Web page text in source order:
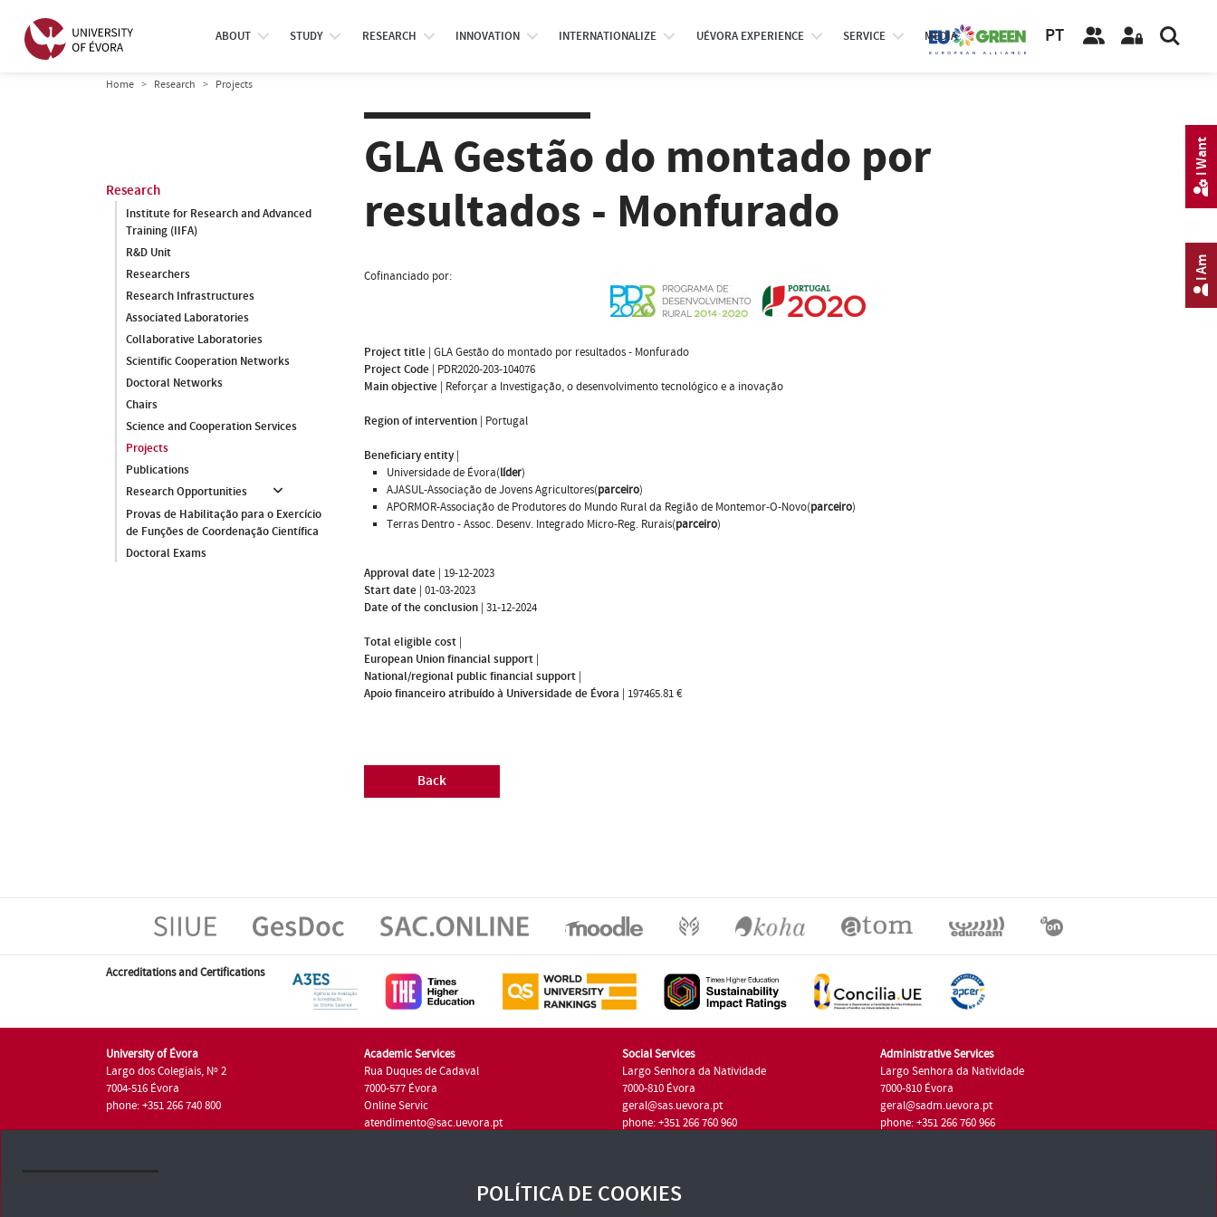
ABOUT STUDY RESEARCH INNOVATION INTERNATIONALIZE UÉVORA EXPERIENCE SERVICE MEDIA PT
Home Research Projects
Research
Institute for Research and Advanced
Training (IIFA)
R&D Unit
Researchers
Research Infrastructures
Associated Laboratories
Collaborative Laboratories
Scientific Cooperation Networks
Doctoral Networks
Chairs
Science and Cooperation Services
Projects
Publications
Research Opportunities
Provas de Habilitação para o Exercício
de Funções de Coordenação Científica
Doctoral Exams
GLA Gestão do montado por
resultados - Monfurado
Cofinanciado por:
Project title | GLA Gestão do montado por resultados - Monfurado
Project Code | PDR2020-203-104076
Main objective | Reforçar a Investigação, o desenvolvimento tecnológico e a inovação
Region of intervention | Portugal
Beneficiary entity|
Universidade de Évora(líder)
AJASUL-Associação de Jovens Agricultores(parceiro)
APORMOR-Associação de Produtores do Mundo Rural da Região de Montemor-O-Novo(parceiro)
Terras Dentro - Assoc. Desenv. Integrado Micro-Reg. Rurais(parceiro)
Approval date | 19-12-2023
Start date | 01-03-2023
Date of the conclusion | 31-12-2024
Total eligible cost |
European Union financial support |
National/regional public financial support |
Apoio financeiro atribuído à Universidade de Évora | 197465.81 €
Back
Accreditations and Certifications
University of Évora
Largo dos Colegiais, Nº 2
7004-516 Évora
phone: +351 266 740 800
Academic Services
Rua Duques de Cadaval
7000-577 Évora
Online Servic
atendimento@sac.uevora.pt
Social Services
Largo Senhora da Natividade
7000-810 Évora
geral@sas.uevora.pt
phone: +351 266 760 960
Administrative Services
Largo Senhora da Natividade
7000-810 Évora
geral@sadm.uevora.pt
phone: +351 266 760 966
I Am
I Want
POLÍTICA DE COOKIES